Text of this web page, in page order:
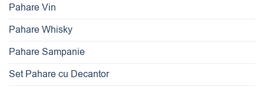
Pahare Vin
Pahare Whisky
Pahare Sampanie
Set Pahare cu Decantor